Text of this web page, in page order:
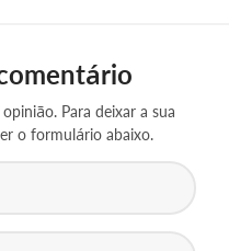
Para deixar a sua
o formulário abaixo.